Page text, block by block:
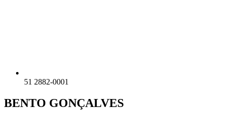
51 2882-0001
BENTO GONÇALVES